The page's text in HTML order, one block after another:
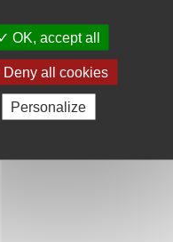
OK, accept all
Deny all cookies
Personalize